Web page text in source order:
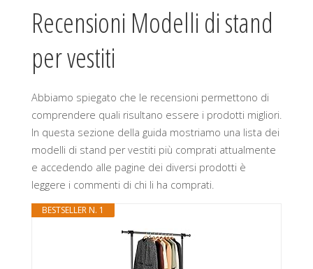
Recensioni Modelli di stand
per vestiti
Abbiamo spiegato che le recensioni permettono di
comprendere quali risultano essere i prodotti migliori.
In questa sezione della guida mostriamo una lista dei
modelli di stand per vestiti più comprati attualmente
e accedendo alle pagine dei diversi prodotti è
leggere i commenti di chi li ha comprati.
BESTSELLER N. 1